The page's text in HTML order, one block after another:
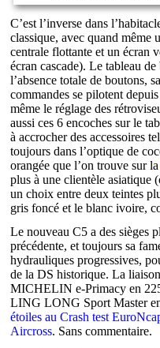
C’est l’inverse dans
classique, avec quand même
centrale flottante et un écran
écran cascade). Le tableau
l’absence totale de boutons,
commandes se pilotent
même le réglage des
aussi ces 6 encoches sur le
à accrocher des accessoires
toujours dans l’optique de
orangée que l’on trouve sur
plus à une clientèle asiatique
un choix entre deux teintes
gris foncé et le blanc ivoire,
Le nouveau C5 a des sièges
précédente, et toujours sa
hydrauliques progressives,
de la DS historique. La
MICHELIN e-Primacy en
LING LONG Sport Master
étoiles au Crash test
Aircross. Sans commentaire.